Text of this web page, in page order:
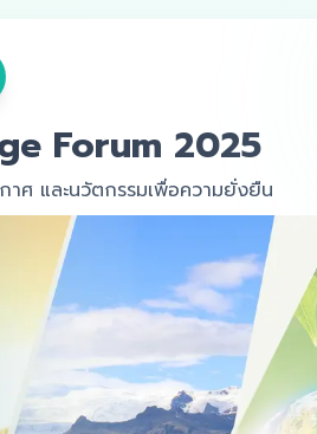
Forum 2025
ศ และนวัตกรรมเพื่อความยั่งยืน